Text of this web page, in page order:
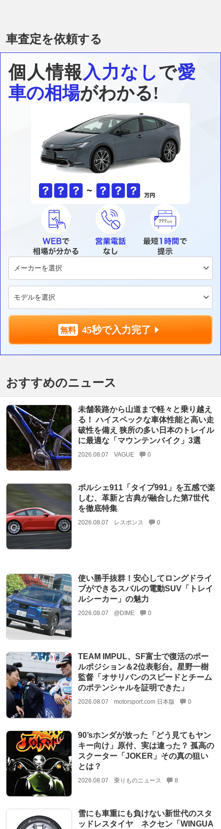
車査定を依頼する
個人情報 入力なしで愛
車の相場がわかる!
45秒で入力完了
おすすめのニュース
未舗装路から山道まで軽々と乗り越え
る！ ハイスペックな車体性能と高い走
破性を備え 狭所の多い日本のトレイル
に最適な「マウンテンバイク」3選
2026.08.07 VAGUE 0
ポルシェ911「タイプ991」を五感で楽
しむ、革新と古典が融合した第7世代
を徹底特集
2026.08.07 レスポンス 0
使い勝手抜群！安心してロングドライ
ブができるスバルの電動SUV「トレイ
ルシーカー」の魅力
2026.08.07 @DIME 0
TEAM IMPUL、SF富士で復活のポー
ルポジション＆2位表彰台。星野一樹
監督「オサリバンのスピードとチーム
のポテンシャルを証明できた」
2026.08.07 motorsport.com 日本版 0
90’sホンダが放った「どう見てもヤン
キー向け」原付、実は違った？ 孤高の
スクーター「JOKER」その真の狙い
とは？
2026.08.07 乗りものニュース 8
雪にも車重にも負けない新世代のスタ
ッドレスタイヤ ネクセン「WINGUA